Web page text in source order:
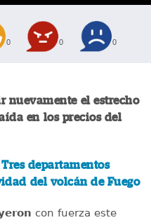
0 0 0
nuevamente el estrecho
en los precios del
Tres departamentos
del volcán de Fuego
con fuerza este